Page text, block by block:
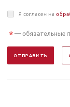
Я согласен на
* — обязательные
ОТПРАВИТЬ